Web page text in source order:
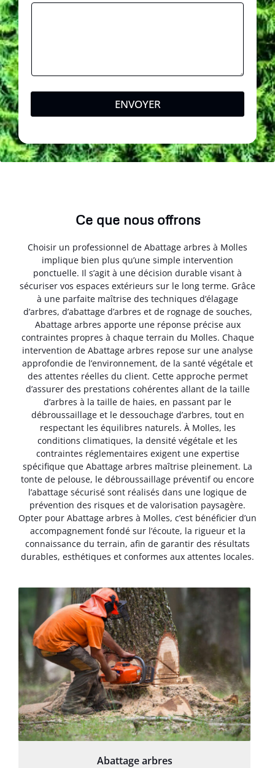
ENVOYER
Ce que nous offrons
Choisir un professionnel de Abattage arbres à Molles
implique bien plus qu’une simple intervention
ponctuelle. Il s’agit à une décision durable visant à
sécuriser vos espaces extérieurs sur le long terme. Grâce
à une parfaite maîtrise des techniques d’élagage
d’arbres, d’abattage d’arbres et de rognage de souches,
Abattage arbres apporte une réponse précise aux
contraintes propres à chaque terrain du Molles. Chaque
intervention de Abattage arbres repose sur une analyse
approfondie de l’environnement, de la santé végétale et
des attentes réelles du client. Cette approche permet
d’assurer des prestations cohérentes allant de la taille
d’arbres à la taille de haies, en passant par le
débroussaillage et le dessouchage d’arbres, tout en
respectant les équilibres naturels. À Molles, les
conditions climatiques, la densité végétale et les
contraintes réglementaires exigent une expertise
spécifique que Abattage arbres maîtrise pleinement. La
tonte de pelouse, le débroussaillage préventif ou encore
l’abattage sécurisé sont réalisés dans une logique de
prévention des risques et de valorisation paysagère.
Opter pour Abattage arbres à Molles, c’est bénéficier d’un
accompagnement fondé sur l’écoute, la rigueur et la
connaissance du terrain, afin de garantir des résultats
durables, esthétiques et conformes aux attentes locales.
Abattage arbres